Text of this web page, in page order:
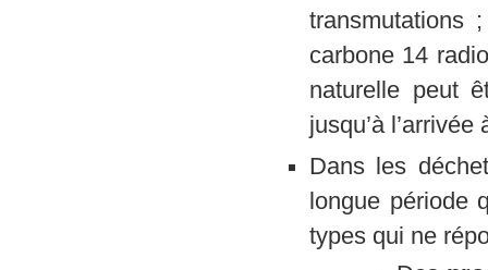
transmutations
carbone 14
naturelle peut
jusqu’à
Dans les
longue période
types qui ne